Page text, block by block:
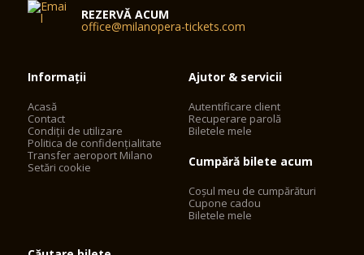
REZERVĂ ACUM
office@milanopera-tickets.com
Informații
Acasă
Contact
Condiții de utilizare
Politica de confidențialitate
Transfer aeroport Milano
Setări cookie
Ajutor & servicii
Autentificare client
Recuperare parolă
Biletele mele
Cumpără bilete acum
Coșul meu de cumpărături
Cupone cadou
Biletele mele